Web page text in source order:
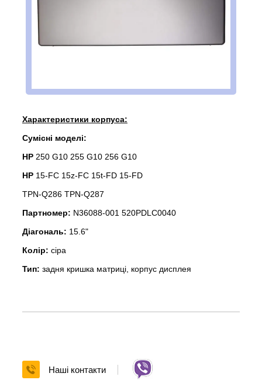
Характеристики корпуса:
Сумісні моделі:
HP 250 G10 255 G10 256 G10
HP 15-FC 15z-FC 15t-FD 15-FD
TPN-Q286 TPN-Q287
Партномер: N36088-001 520PDLC0040
Діагональ: 15.6"
Колір: сіра
Тип: задня кришка матриці, корпус дисплея
Наші контакти